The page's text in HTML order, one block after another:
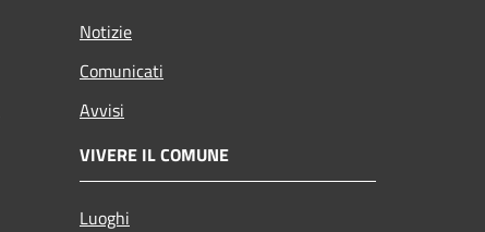
Notizie
Comunicati
Avvisi
VIVERE IL COMUNE
Luoghi